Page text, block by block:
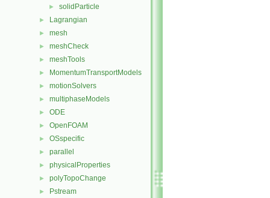
► solidParticle
► Lagrangian
► mesh
► meshCheck
► meshTools
► MomentumTransportModels
► motionSolvers
► multiphaseModels
► ODE
► OpenFOAM
► OSspecific
► parallel
► physicalProperties
► polyTopoChange
► Pstream